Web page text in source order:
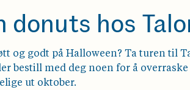
donuts hos
og godt på Halloween? Ta turen til
bestill med deg noen for å
ut oktober.